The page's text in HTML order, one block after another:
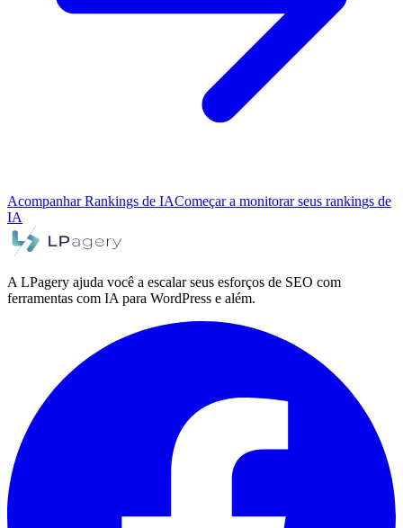
Acompanhar Rankings de IAComeçar a monitorar seus rankings de
IA
A LPagery ajuda você a escalar seus esforços de SEO com
ferramentas com IA para WordPress e além.